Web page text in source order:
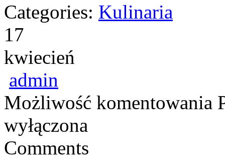
Categories: Kulinaria
17
kwiecień
admin
Możliwość komentowania
wyłączona
Comments